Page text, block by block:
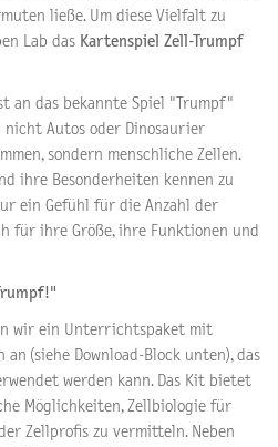
ließe. Um diese Vielfalt zu
Lab das Kartenspiel Zell-Trumpf
an das bekannte Spiel "Trumpf"
Autos oder Dinosaurier
sondern menschliche Zellen.
ihre Besonderheiten kennen zu
ein Gefühl für die Anzahl der
für ihre Größe, ihre Funktionen und
wir ein Unterrichtspaket mit
(siehe Download-Block unten), das
werden kann. Das Kit bietet
Möglichkeiten, Zellbiologie für
Zellprofis zu vermitteln. Neben